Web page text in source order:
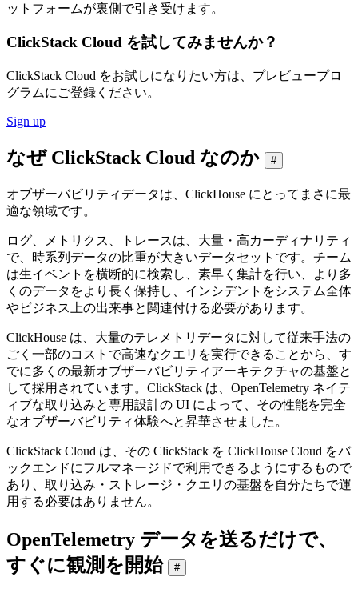
ットフォームが裏側で引き受けます。
ClickStack Cloud を試してみませんか？
ClickStack Cloud をお試しになりたい方は、プレビュープロ
グラムにご登録ください。
Sign up
なぜ ClickStack Cloud なのか #
オブザーバビリティデータは、ClickHouse にとってまさに最
適な領域です。
ログ、メトリクス、トレースは、大量・高カーディナリティ
で、時系列データの比重が大きいデータセットです。チーム
は生イベントを横断的に検索し、素早く集計を行い、より多
くのデータをより長く保持し、インシデントをシステム全体
やビジネス上の出来事と関連付ける必要があります。
ClickHouse は、大量のテレメトリデータに対して従来手法の
ごく一部のコストで高速なクエリを実行できることから、す
でに多くの最新オブザーバビリティアーキテクチャの基盤と
して採用されています。ClickStack は、OpenTelemetry ネイテ
ィブな取り込みと専用設計の UI によって、その性能を完全
なオブザーバビリティ体験へと昇華させました。
ClickStack Cloud は、その ClickStack を ClickHouse Cloud をバ
ックエンドにフルマネージドで利用できるようにするもので
あり、取り込み・ストレージ・クエリの基盤を自分たちで運
用する必要はありません。
OpenTelemetry データを送るだけで、
すぐに観測を開始
#